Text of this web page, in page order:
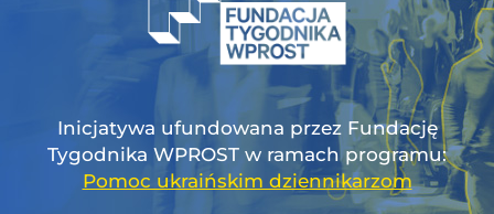
Inicjatywa ufundowana przez Fundację
Tygodnika WPROST w ramach programu:
Pomoc ukraińskim dziennikarzom